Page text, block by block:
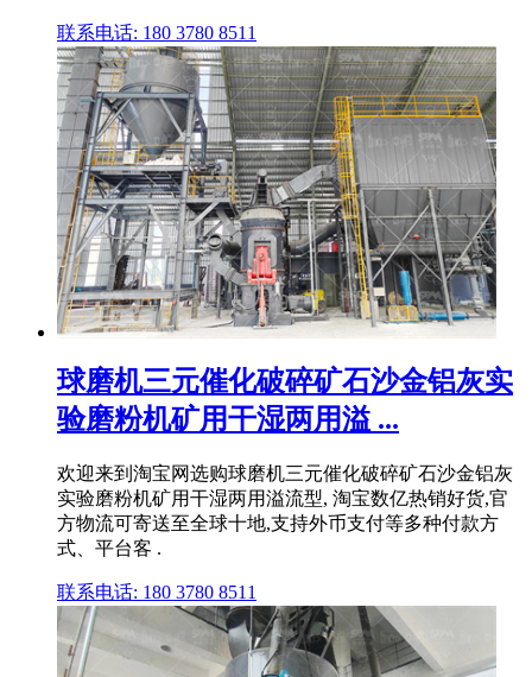
联系电话: 180 3780 8511
球磨机三元催化破碎矿石沙金铝灰实
验磨粉机矿用干湿两用溢 ...
欢迎来到淘宝网选购球磨机三元催化破碎矿石沙金铝灰
实验磨粉机矿用干湿两用溢流型, 淘宝数亿热销好货,官
方物流可寄送至全球十地,支持外币支付等多种付款方
式、平台客 .
联系电话: 180 3780 8511